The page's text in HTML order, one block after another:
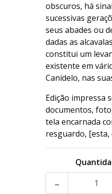
obscuros, há
sucessivas
seus abades ou
dadas as
constitui um
existente em
Canidelo, nas
Edição impressa
documentos,
tela encarnada
resguardo, [esta,
-